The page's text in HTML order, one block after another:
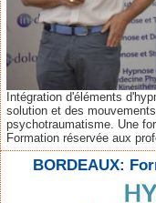
Intégration d'éléments
solution et des
psychotraumatisme. Une
Formation réservée aux
BORDEAUX: